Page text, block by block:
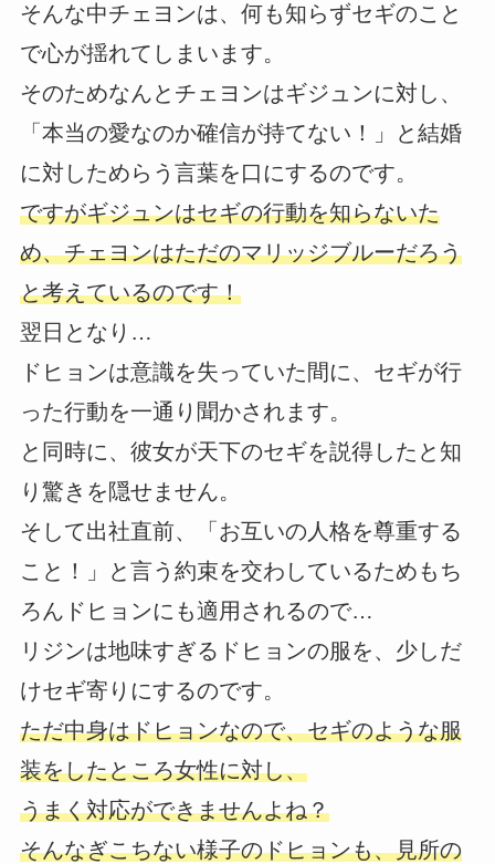
そんな中チェヨンは、何も知らずセギのこと
で心が揺れてしまいます。
そのためなんとチェヨンはギジュンに対し、
「本当の愛なのか確信が持てない！」と結婚
に対しためらう言葉を口にするのです。
ですがギジュンはセギの行動を知らないた
め、チェヨンはただのマリッジブルーだろう
と考えているのです！
翌日となり…
ドヒョンは意識を失っていた間に、セギが行
った行動を一通り聞かされます。
と同時に、彼女が天下のセギを説得したと知
り驚きを隠せません。
そして出社直前、「お互いの人格を尊重する
こと！」と言う約束を交わしているためもち
ろんドヒョンにも適用されるので…
リジンは地味すぎるドヒョンの服を、少しだ
けセギ寄りにするのです。
ただ中身はドヒョンなので、セギのような服
装をしたところ女性に対し、
うまく対応ができませんよね？
そんなぎこちない様子のドヒョンも、見所の